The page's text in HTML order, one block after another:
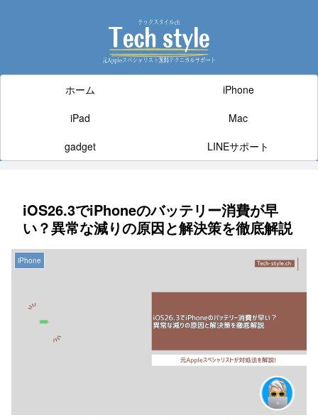
ホーム
iPhone
iPad
Mac
gadget
LINEサポート
iOS26.3でiPhoneのバッテリー消費が早
い？異常な減りの原因と解決策を徹底解説
iPhone